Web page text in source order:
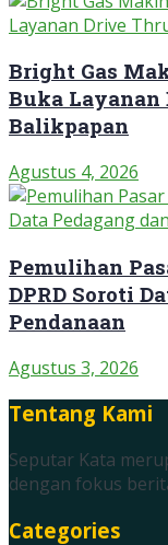
Bright Gas
Buka Layanan
Balikpapan
Agustus 4, 2026
Pemulihan
DPRD Soroti
Pendanaan
Agustus 3, 2026
Tentang Kami
Seputar Kata
dengan fokus
Categories